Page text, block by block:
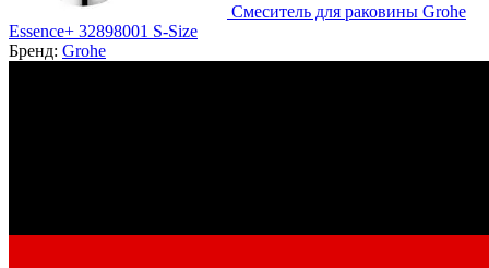
Смеситель для раковины Grohe
Essence+ 32898001 S-Size
Бренд: Grohe